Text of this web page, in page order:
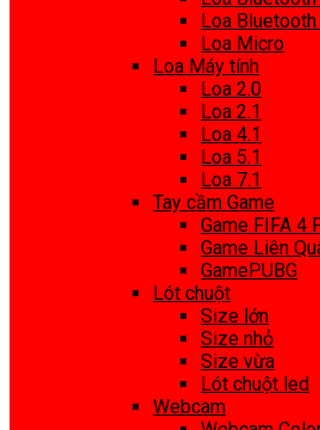
Loa Bluetooth
Loa Micro
Loa Máy tính
Loa 2.0
Loa 2.1
Loa 4.1
Loa 5.1
Loa 7.1
Tay cầm Game
Game FIFA 4
Game Liên
GamePUBG
Lót chuột
Size lớn
Size nhỏ
Size vừa
Lót chuột led
Webcam